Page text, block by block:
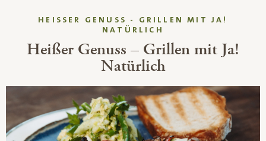
HEISSER GENUSS - GRILLEN MIT JA! N
ATÜRLICH
Heißer Genuss – Grillen mit Ja!
Natürlich